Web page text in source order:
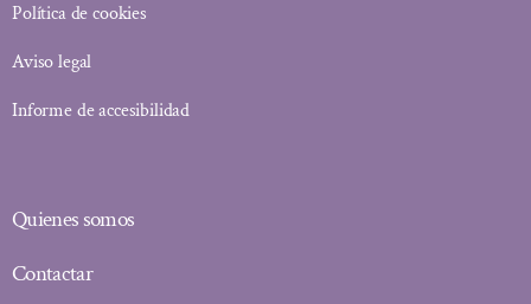
Política de cookies
Aviso legal
Informe de accesibilidad
Quienes somos
Contactar